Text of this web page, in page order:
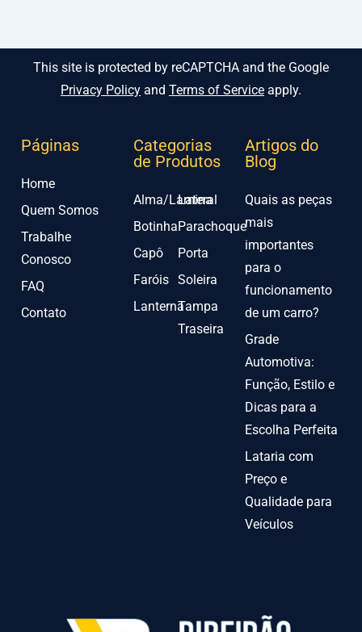
This site is protected by reCAPTCHA and the Google
Privacy Policy and Terms of Service apply.
Páginas
Home
Quem Somos
Trabalhe
Conosco
FAQ
Contato
Categorias
de Produtos
Alma/Lamina
Botinha
Capô
Faróis
Lanterna
Lateral
Parachoque
Porta
Soleira
Tampa
Traseira
Artigos do
Blog
Quais as peças
mais
importantes
para o
funcionamento
de um carro?
Grade
Automotiva:
Função, Estilo e
Dicas para a
Escolha Perfeita
Lataria com
Preço e
Qualidade para
Veículos